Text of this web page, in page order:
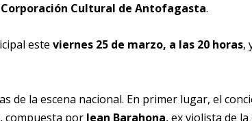
Corporación Cultural de Antofagasta.
este viernes 25 de marzo, a las 20 horas,
de la escena nacional. En primer lugar, el
compuesta por Jean Barahona, ex violista de